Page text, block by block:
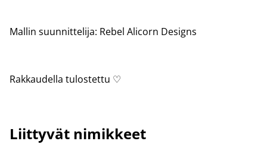
Mallin suunnittelija: Rebel Alicorn Designs
Rakkaudella tulostettu ♡
Liittyvät nimikkeet